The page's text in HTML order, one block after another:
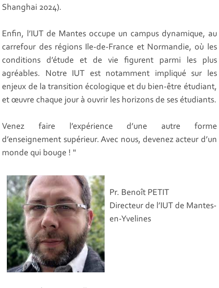
Shanghai 2024).
Enfin, l’IUT de Mantes occupe un campus dynamique, au
carrefour des régions Ile-de-France et Normandie, où les
conditions d’étude et de vie figurent parmi les plus
agréables. Notre IUT est notamment impliqué sur les
enjeux de la transition écologique et du bien-être étudiant,
et œuvre chaque jour à ouvrir les horizons de ses étudiants.
Venez faire l’expérience d’une autre forme
d’enseignement supérieur. Avec nous, devenez acteur d’un
monde qui bouge ! "
Pr. Benoît PETIT
Directeur de l’IUT de Mantes-
en-Yvelines